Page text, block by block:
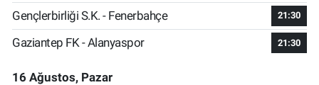
Gençlerbirliği S.K. - Fenerbahçe 21:30
Gaziantep FK - Alanyaspor 21:30
16 Ağustos, Pazar